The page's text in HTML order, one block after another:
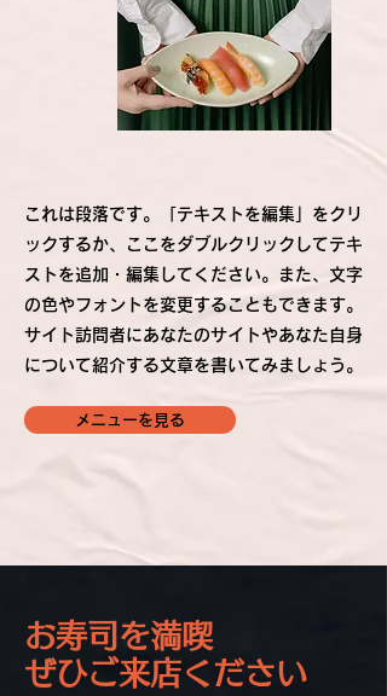
これは段落です。「テキストを編集」をクリ
ックするか、ここをダブルクリックしてテキ
ストを追加・編集してください。また、文字
の色やフォントを変更することもできます。
サイト訪問者にあなたのサイトやあなた自身
について紹介する文章を書いてみましょう。
メニューを見る
お寿司を満喫
​ぜひご来店ください